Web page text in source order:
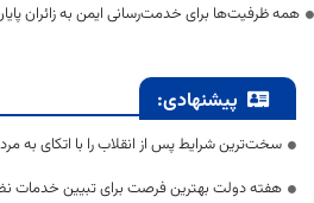
همه ظرفیت‌ها برای خدمت‌رسانی ایمن به زائران
پیشنهادی:
سخت‌ترین شرایط پس از انقلاب را با اتکای به
هفته دولت بهترین فرصت برای تبیین خدمات